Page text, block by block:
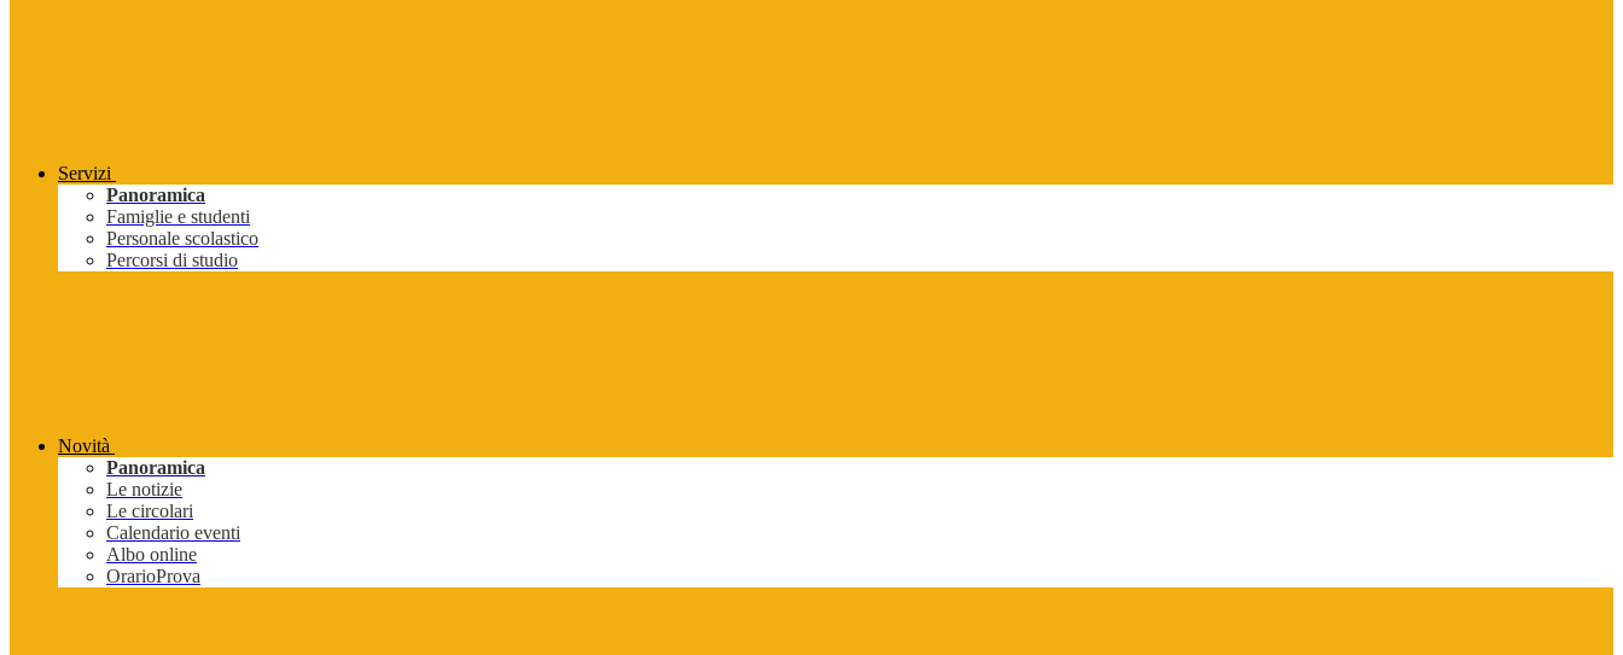
Servizi
Panoramica
Famiglie e studenti
Personale scolastico
Percorsi di studio
Novità
Panoramica
Le notizie
Le circolari
Calendario eventi
Albo online
OrarioProva